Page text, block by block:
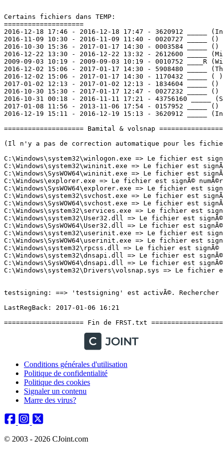
Conditions générales d'utilisation
Politique de confidentialité
Politique des cookies
Signaler un contenu
Marre des virus?
© 2003 - 2026 CJoint.com